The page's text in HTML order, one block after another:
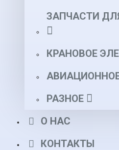
ЗАПЧАСТИ
КРАНОВОЕ
РАЗНОЕ
О НАС
КОНТАКТЫ